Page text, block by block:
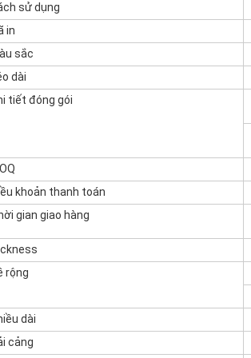
sử dụng
in
sắc
dài
tiết đóng gói
khoản thanh toán
gian giao hàng
rộng
dài
cảng